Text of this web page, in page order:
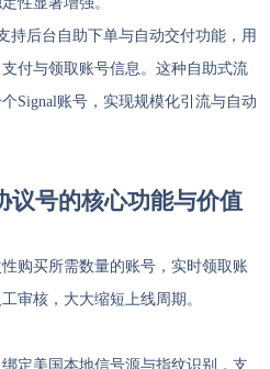
持后台自助下单与自动交付功能，用
付与领取账号信息。这种自助式流
Signal账号，实现规模化引流与自动
议号的核心功能与价值
购买所需数量的账号，实时领取账
审核，大大缩短上线周期。
定美国本地信号源与指纹识别，支